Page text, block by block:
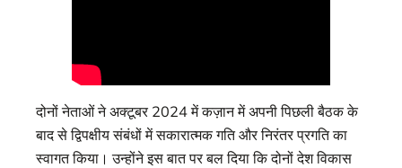
दोनों नेताओं ने अक्टूबर 2024 में कज़ान में अपनी पिछली बैठक के
बाद से द्विपक्षीय संबंधों में सकारात्मक गति और निरंतर प्रगति का
स्वागत किया। उन्होंने इस बात पर बल दिया कि दोनों देश विकास